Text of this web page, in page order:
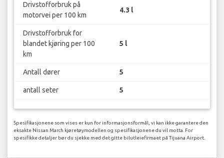
Drivstofforbruk på
motorvei per 100 km
4.3 l
Drivstofforbruk for
blandet kjøring per 100
km
5 l
Antall dører 5
antall seter 5
Spesifikasjonene som vises er kun for informasjonsformål, vi kan ikke garantere den
eksakte Nissan March kjøretøymodellen og spesifikasjonene du vil motta. For
spesifikke detaljer bør du sjekke med det gitte bilutleiefirmaet på Tijuana Airport.